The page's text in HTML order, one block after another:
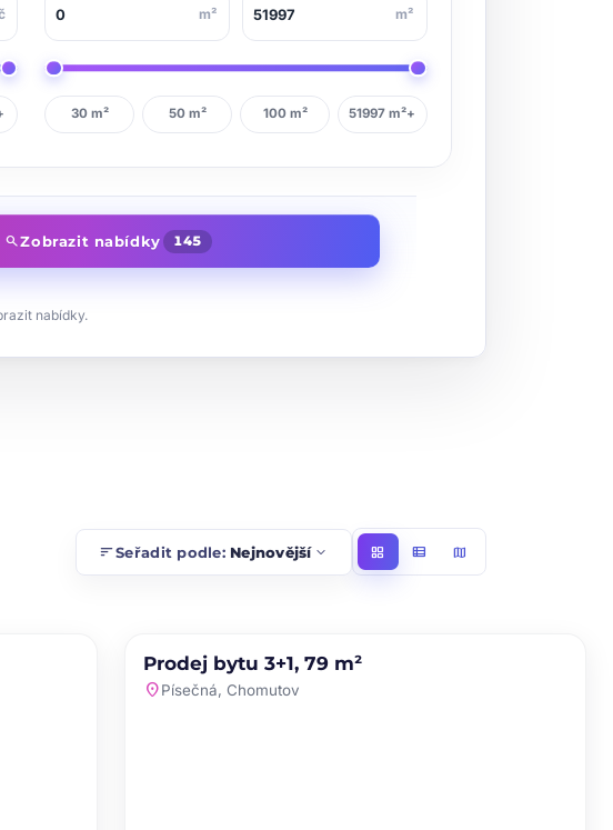
m² m²
30 m² 50 m² 100 m² 51997 m²+
searchZobrazit nabídky 145
nabídky.
sortSeřadit podle: Nejnovějšíexpand_more grid_view view_list map
PRODEJ NOVINKA
Prodej bytu 3+1, 79 m²
location_onPísečná, Chomutov